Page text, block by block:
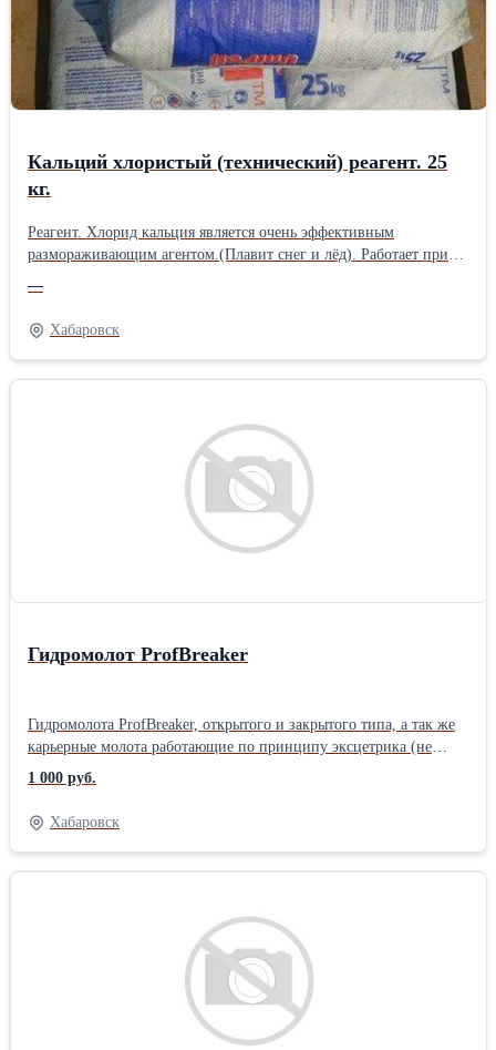
Кальций хлористый (технический) реагент. 25
кг.
Реагент. Хлорид кальция является очень эффективным
размораживающим агентом.(Плавит снег и лёд). Работает при
При добавлении в противообледенительные соли хлорид
кальция образует липкий слой, тем самым удерживая соль
«пойманной в ловушку» на дороге и предотвращая ее миграцию
на дороге. В результате требуется меньшее количество соли,
чтобы обеспечить безопасность дорожного покрытия, что делает
его привлекательным решением для снижения затрат на
—
Хабаровск
Гидромолот ProfBreaker
Гидромолота ProfBreaker, открытого и закрытого типа, а так же
карьерные молота работающие по принципу эксцетрика (не
требующие заправки азотом)Тип: Гидромолоты открытого типа
1 000 руб.
Хабаровск